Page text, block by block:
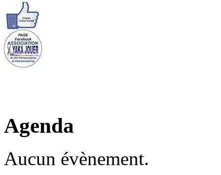
Agenda
Aucun évènement.